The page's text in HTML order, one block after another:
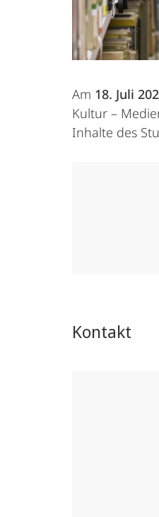
Am 18. Juli
Kultur –
Inhalte des
Kontakt